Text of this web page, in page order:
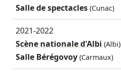
Salle de spectacles (Cunac)
2021-2022
Scène nationale d'Albi (Albi)
Salle Bérégovoy (Carmaux)